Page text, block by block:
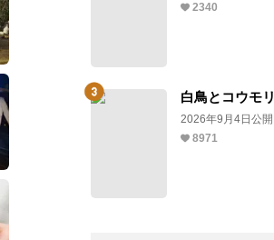
2340
白鳥とコウモリ
2026年9月4日公開
8971